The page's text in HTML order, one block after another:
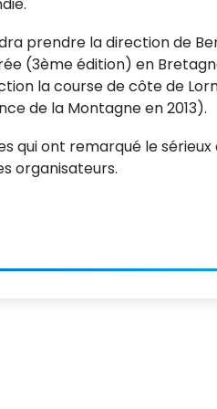
prendre la direction de
(3ème édition) en
la course de côte de
de la Montagne en 2013).
qui ont remarqué le
organisateurs.